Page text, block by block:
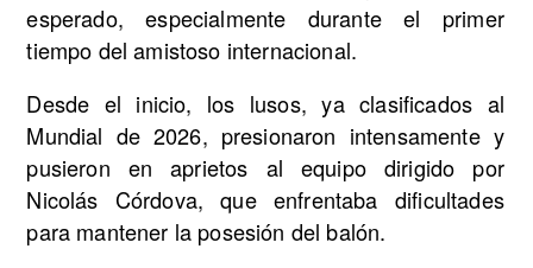
esperado, especialmente durante el primer
tiempo del amistoso internacional.
Desde el inicio, los lusos, ya clasificados al
Mundial de 2026, presionaron intensamente y
pusieron en aprietos al equipo dirigido por
Nicolás Córdova, que enfrentaba dificultades
para mantener la posesión del balón.